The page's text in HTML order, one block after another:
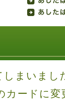
しまいまし
カードに変